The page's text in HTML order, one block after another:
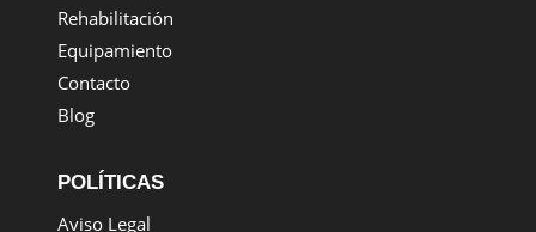
Rehabilitación
Equipamiento
Contacto
Blog
POLÍTICAS
Aviso Legal